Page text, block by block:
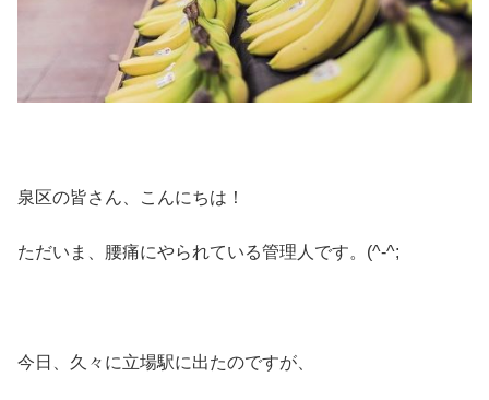
泉区の皆さん、こんにちは！
ただいま、腰痛にやられている管理人です。(^-^;
今日、久々に立場駅に出たのですが、